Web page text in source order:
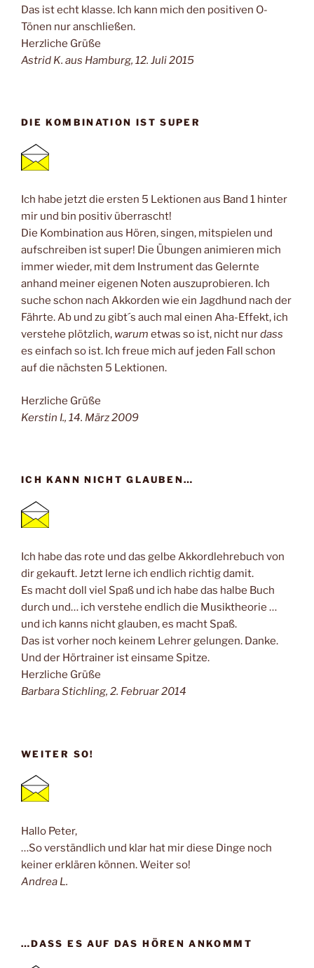
Das ist echt klasse. Ich kann mich den positiven O-
Tönen nur anschließen.
Herzliche Grüße
Astrid K. aus Hamburg, 12. Juli 2015
DIE KOMBINATION IST SUPER
Ich habe jetzt die ersten 5 Lektionen aus Band 1 hinter
mir und bin positiv überrascht!
Die Kombination aus Hören, singen, mitspielen und
aufschreiben ist super! Die Übungen animieren mich
immer wieder, mit dem Instrument das Gelernte
anhand meiner eigenen Noten auszuprobieren. Ich
suche schon nach Akkorden wie ein Jagdhund nach der
Fährte. Ab und zu gibt´s auch mal einen Aha-Effekt, ich
verstehe plötzlich, warum etwas so ist, nicht nurdass
es einfach so ist. Ich freue mich auf jeden Fall schon
auf die nächsten 5 Lektionen.
Herzliche Grüße
Kerstin I., 14. März 2009
ICH KANN NICHT GLAUBEN…
Ich habe das rote und das gelbe Akkordlehrebuch von
dir gekauft. Jetzt lerne ich endlich richtig damit.
Es macht doll viel Spaß und ich habe das halbe Buch
durch und… ich verstehe endlich die Musiktheorie …
und ich kanns nicht glauben, es macht Spaß.
Das ist vorher noch keinem Lehrer gelungen. Danke.
Und der Hörtrainer ist einsame Spitze.
Herzliche Grüße
Barbara Stichling, 2. Februar 2014
WEITER SO!
Hallo Peter,
…So verständlich und klar hat mir diese Dinge noch
keiner erklären können. Weiter so!
Andrea L.
…DASS ES AUF DAS HÖREN ANKOMMT